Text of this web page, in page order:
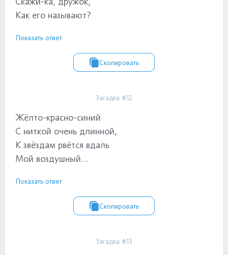
Как его называют?
Показать ответ
Скопировать
Загадка #12
Жёлто-красно-синий
С ниткой очень длинной,
К звёздам рвётся вдаль
Мой воздушный...
Показать ответ
Скопировать
Загадка #13